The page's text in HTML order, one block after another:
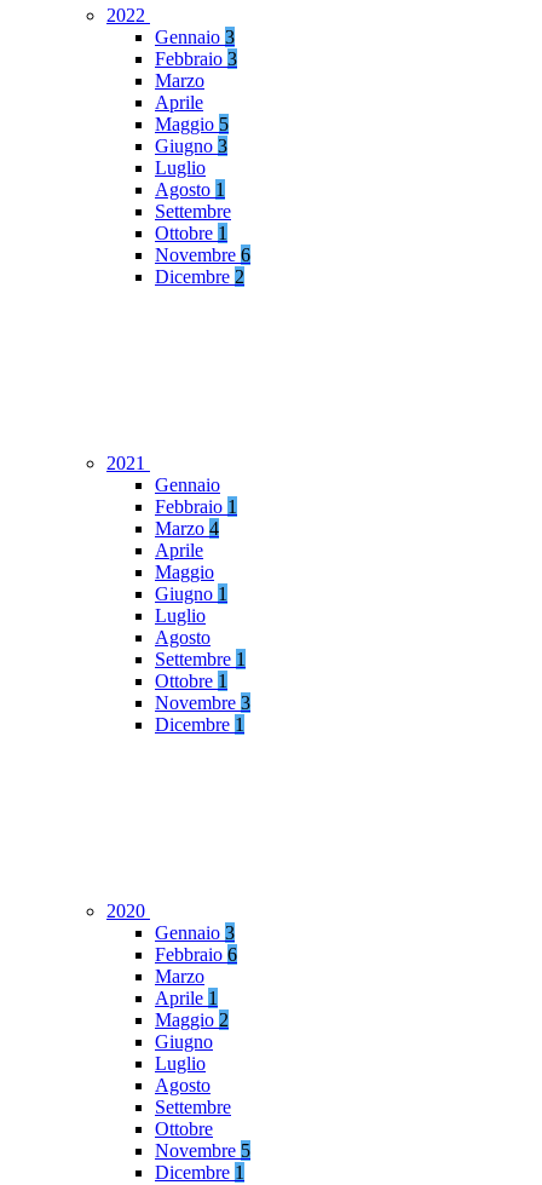
2022
Gennaio 3
Febbraio 3
Marzo
Aprile
Maggio 5
Giugno 3
Luglio
Agosto 1
Settembre
Ottobre 1
Novembre 6
Dicembre 2
2021
Gennaio
Febbraio 1
Marzo 4
Aprile
Maggio
Giugno 1
Luglio
Agosto
Settembre 1
Ottobre 1
Novembre 3
Dicembre 1
2020
Gennaio 3
Febbraio 6
Marzo
Aprile 1
Maggio 2
Giugno
Luglio
Agosto
Settembre
Ottobre
Novembre 5
Dicembre 1